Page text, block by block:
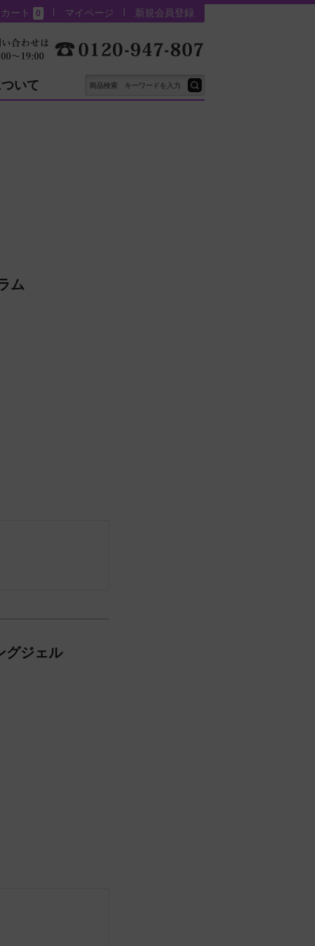
カート 0 マイページ 新規会員登録
いて
ム
グジェル